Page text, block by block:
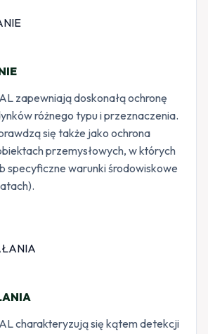
zapewniają doskonałą ochronę
różnego typu i przeznaczenia.
się także jako ochrona
przemysłowych, w których
specyficzne warunki środowiskowe
charakteryzują się kątem detekcji